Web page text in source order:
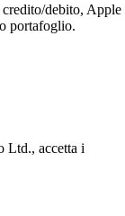
debito, Apple
portafoglio.
Ltd., accetta i